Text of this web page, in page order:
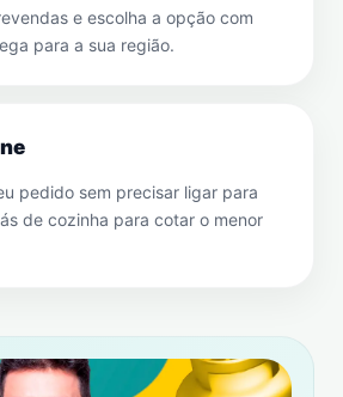
e escolha a opção com
para a sua região.
pedido sem precisar ligar para
de cozinha para cotar o menor